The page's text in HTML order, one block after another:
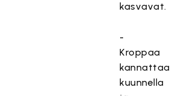
kasvavat.
-
Kroppaa
kannattaa
kuunnella